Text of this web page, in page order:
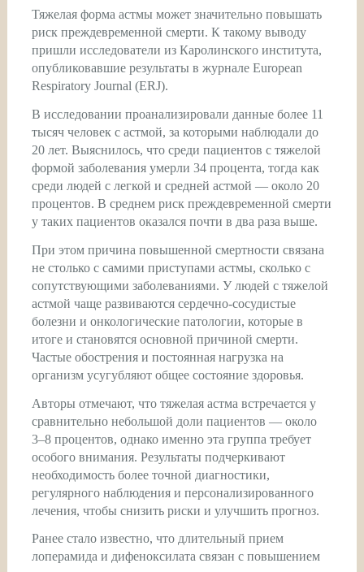
Тяжелая форма астмы может значительно повышать
риск преждевременной смерти. К такому выводу
пришли исследователи из Каролинского института,
опубликовавшие результаты в журнале European
Respiratory Journal (ERJ).
В исследовании проанализировали данные более 11
тысяч человек с астмой, за которыми наблюдали до
20 лет. Выяснилось, что среди пациентов с тяжелой
формой заболевания умерли 34 процента, тогда как
среди людей с легкой и средней астмой — около 20
процентов. В среднем риск преждевременной смерти
у таких пациентов оказался почти в два раза выше.
При этом причина повышенной смертности связана
не столько с самими приступами астмы, сколько с
сопутствующими заболеваниями. У людей с тяжелой
астмой чаще развиваются сердечно-сосудистые
болезни и онкологические патологии, которые в
итоге и становятся основной причиной смерти.
Частые обострения и постоянная нагрузка на
организм усугубляют общее состояние здоровья.
Авторы отмечают, что тяжелая астма встречается у
сравнительно небольшой доли пациентов — около
3–8 процентов, однако именно эта группа требует
особого внимания. Результаты подчеркивают
необходимость более точной диагностики,
регулярного наблюдения и персонализированного
лечения, чтобы снизить риски и улучшить прогноз.
Ранее стало известно, что длительный прием
лоперамида и дифеноксилата связан с повышением